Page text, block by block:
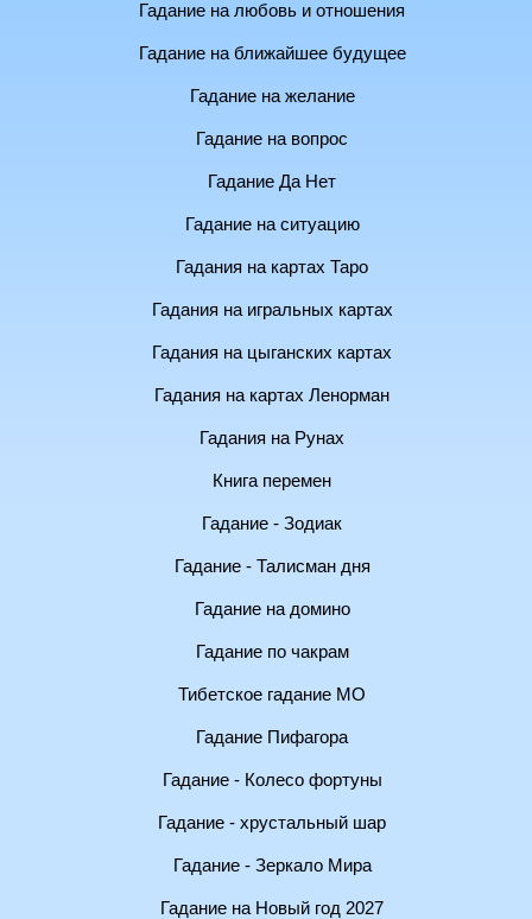
Гадание на любовь и отношения
Гадание на ближайшее будущее
Гадание на желание
Гадание на вопрос
Гадание Да Нет
Гадание на ситуацию
Гадания на картах Таро
Гадания на игральных картах
Гадания на цыганских картах
Гадания на картах Ленорман
Гадания на Рунах
Книга перемен
Гадание - Зодиак
Гадание - Талисман дня
Гадание на домино
Гадание по чакрам
Тибетское гадание МО
Гадание Пифагора
Гадание - Колесо фортуны
Гадание - хрустальный шар
Гадание - Зеркало Мира
Гадание на Новый год 2027